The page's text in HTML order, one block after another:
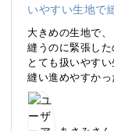
一枚持っている
イドパンツ。
でも、市販品だ
大きめの生地で、
縫うのに緊張した
とても扱いやす
縫い進めやすかっ
また先生が各工程
りやすく